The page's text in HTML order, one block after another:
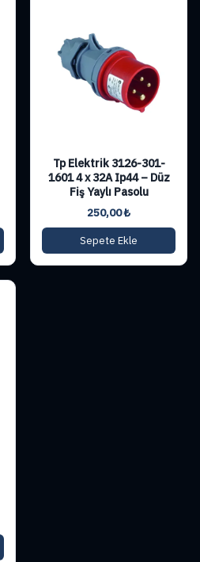
Tp Elektrik 3126-301-
1601 4 x 32A Ip44 – Düz
Fiş Yaylı Pasolu
250,00₺
Sepete Ekle